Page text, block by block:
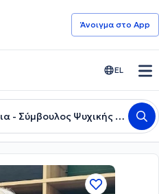
Άνοιγμα στο App
EL
Συνθετική Ψυχοθεραπεύτρια - Σύμβουλος Ψυχικής Υγείας